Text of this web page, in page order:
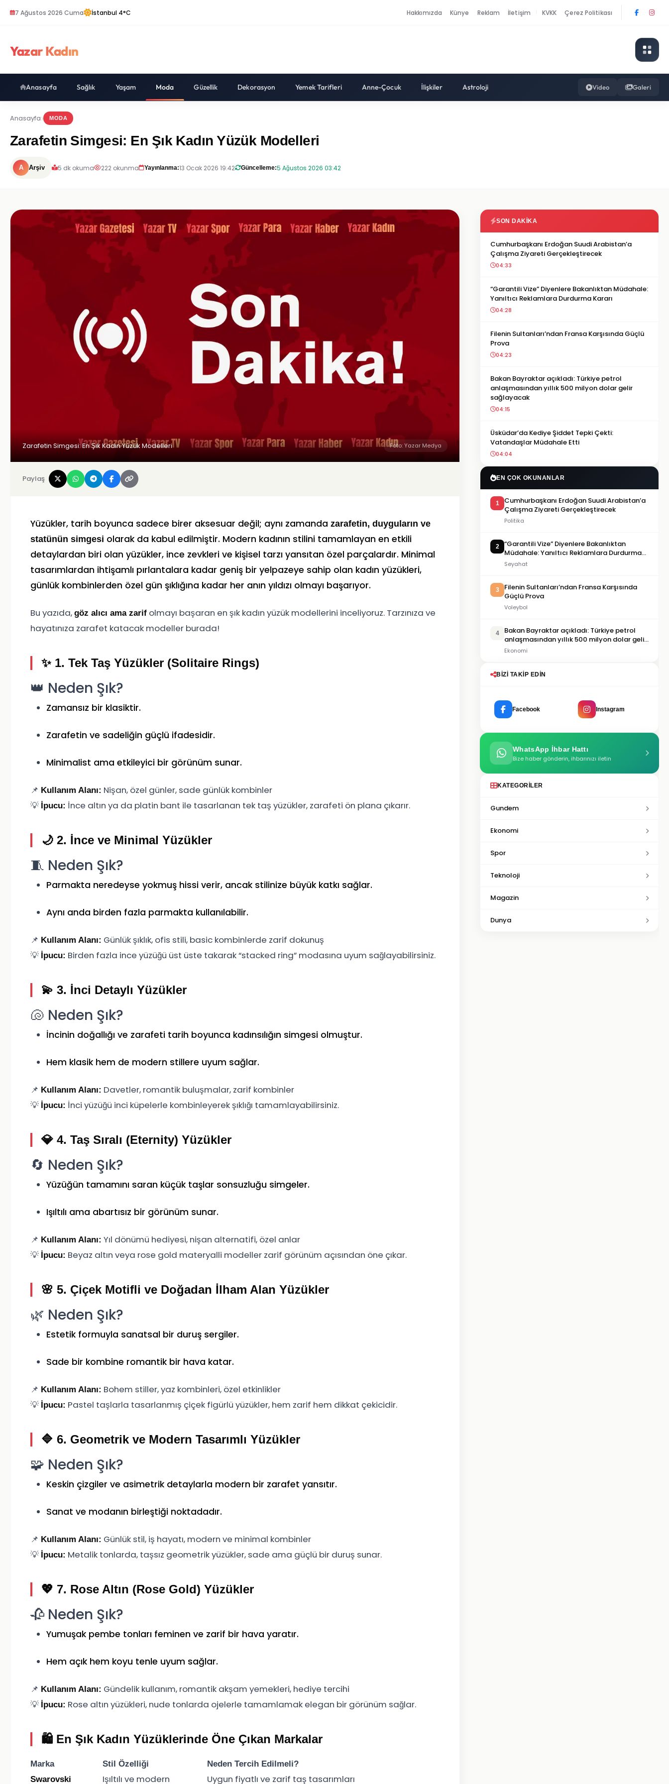
7 Ağustos 2026 Cuma İstanbul 4°C Hakkımızda Künye Reklam İletişim KVKK Çerez Politikası
Yazar Kadın
Anasayfa Sağlık Yaşam Moda Güzellik Dekorasyon Yemek Tarifleri Anne-Çocuk İlişkiler Astroloji Video Galeri
Anasayfa MODA
Zarafetin Simgesi: En Şık Kadın Yüzük Modelleri
A Arşiv 5 dk okuma 222 okunma Yayınlanma:13 Ocak 2026 19:42 Güncelleme:5 Ağustos 2026 03:42
Zarafetin Simgesi: En Şık Kadın Yüzük Modelleri Foto: Yazar Medya
Paylaş
Yüzükler, tarih boyunca sadece birer aksesuar değil; aynı zamanda zarafetin, duyguların ve
statünün simgesi olarak da kabul edilmiştir. Modern kadının stilini tamamlayan en etkili
detaylardan biri olan yüzükler, ince zevkleri ve kişisel tarzı yansıtan özel parçalardır. Minimal
tasarımlardan ihtişamlı pırlantalara kadar geniş bir yelpazeye sahip olan kadın yüzükleri,
günlük kombinlerden özel gün şıklığına kadar her anın yıldızı olmayı başarıyor.
Bu yazıda, göz alıcı ama zarif olmayı başaran en şık kadın yüzük modellerini inceliyoruz. Tarzınıza ve
hayatınıza zarafet katacak modeller burada!
✨ 1. Tek Taş Yüzükler (Solitaire Rings)
👑 Neden Şık?
Zamansız bir klasiktir.
Zarafetin ve sadeliğin güçlü ifadesidir.
Minimalist ama etkileyici bir görünüm sunar.
📌 Kullanım Alanı: Nişan, özel günler, sade günlük kombinler
💡 İpucu: İnce altın ya da platin bant ile tasarlanan tek taş yüzükler, zarafeti ön plana çıkarır.
🌙 2. İnce ve Minimal Yüzükler
🧵 Neden Şık?
Parmakta neredeyse yokmuş hissi verir, ancak stilinize büyük katkı sağlar.
Aynı anda birden fazla parmakta kullanılabilir.
📌 Kullanım Alanı: Günlük şıklık, ofis stili, basic kombinlerde zarif dokunuş
💡 İpucu: Birden fazla ince yüzüğü üst üste takarak “stacked ring” modasına uyum sağlayabilirsiniz.
💫 3. İnci Detaylı Yüzükler
🐚 Neden Şık?
İncinin doğallığı ve zarafeti tarih boyunca kadınsılığın simgesi olmuştur.
Hem klasik hem de modern stillere uyum sağlar.
📌 Kullanım Alanı: Davetler, romantik buluşmalar, zarif kombinler
💡 İpucu: İnci yüzüğü inci küpelerle kombinleyerek şıklığı tamamlayabilirsiniz.
💎 4. Taş Sıralı (Eternity) Yüzükler
🔄 Neden Şık?
Yüzüğün tamamını saran küçük taşlar sonsuzluğu simgeler.
Işıltılı ama abartısız bir görünüm sunar.
📌 Kullanım Alanı: Yıl dönümü hediyesi, nişan alternatifi, özel anlar
💡 İpucu: Beyaz altın veya rose gold materyalli modeller zarif görünüm açısından öne çıkar.
🌸 5. Çiçek Motifli ve Doğadan İlham Alan Yüzükler
🌿 Neden Şık?
Estetik formuyla sanatsal bir duruş sergiler.
Sade bir kombine romantik bir hava katar.
📌 Kullanım Alanı: Bohem stiller, yaz kombinleri, özel etkinlikler
💡 İpucu: Pastel taşlarla tasarlanmış çiçek figürlü yüzükler, hem zarif hem dikkat çekicidir.
🔷 6. Geometrik ve Modern Tasarımlı Yüzükler
🧩 Neden Şık?
Keskin çizgiler ve asimetrik detaylarla modern bir zarafet yansıtır.
Sanat ve modanın birleştiği noktadadır.
📌 Kullanım Alanı: Günlük stil, iş hayatı, modern ve minimal kombinler
💡 İpucu: Metalik tonlarda, taşsız geometrik yüzükler, sade ama güçlü bir duruş sunar.
💖 7. Rose Altın (Rose Gold) Yüzükler
🥀 Neden Şık?
Yumuşak pembe tonları feminen ve zarif bir hava yaratır.
Hem açık hem koyu tenle uyum sağlar.
📌 Kullanım Alanı: Gündelik kullanım, romantik akşam yemekleri, hediye tercihi
💡 İpucu: Rose altın yüzükleri, nude tonlarda ojelerle tamamlamak elegan bir görünüm sağlar.
🛍️ En Şık Kadın Yüzüklerinde Öne Çıkan Markalar
Marka Stil Özelliği
Neden Tercih Edilmeli?
Swarovski
Işıltılı ve modern Uygun fiyatlı ve zarif taş tasarımları
SON DAKIKA
Cumhurbaşkanı Erdoğan Suudi Arabistan’a
Çalışma Ziyareti Gerçekleştirecek
04:33
“Garantili Vize” Diyenlere Bakanlıktan Müdahale:
Yanıltıcı Reklamlara Durdurma Kararı
04:28
Filenin Sultanları’ndan Fransa Karşısında Güçlü
Prova
04:23
Bakan Bayraktar açıkladı: Türkiye petrol
anlaşmasından yıllık 500 milyon dolar gelir
sağlayacak
04:15
Üsküdar’da Kediye Şiddet Tepki Çekti:
Vatandaşlar Müdahale Etti
04:04
EN ÇOK OKUNANLAR
1
Cumhurbaşkanı Erdoğan Suudi Arabistan’a
Çalışma Ziyareti Gerçekleştirecek
Politika
2
“Garantili Vize” Diyenlere Bakanlıktan
Müdahale: Yanıltıcı Reklamlara Durdurma
Kararı
Seyahat
3
Filenin Sultanları’ndan Fransa Karşısında
Güçlü Prova
Voleybol
4
Bakan Bayraktar açıkladı: Türkiye petrol
anlaşmasından yıllık 500 milyon dolar gelir
sağlayacak
Ekonomi
BIZI TAKIP EDIN
Facebook Instagram
WhatsApp İhbar Hattı
Bize haber gönderin, ihbarınızı iletin
KATEGORILER
Gundem
Ekonomi
Spor
Teknoloji
Magazin
Dunya